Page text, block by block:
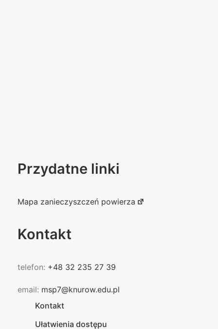
Przydatne linki
Mapa zanieczyszczeń powierza
Kontakt
telefon: +48 32 235 27 39
email: msp7@knurow.edu.pl
Kontakt
Ułatwienia dostępu